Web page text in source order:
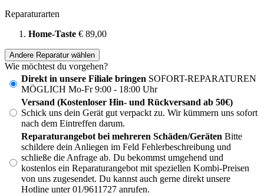
Reparaturarten
Home-Taste € 89,00
Andere Reparatur wählen
Wie möchtest du vorgehen?
Direkt in unsere Filiale bringen SOFORT-REPARATUREN
MÖGLICH Mo-Fr 9:00 - 18:00 Uhr
Versand (Kostenloser Hin- und Rückversand ab 50€)
Schick uns dein Gerät gut verpackt zu. Wir kümmern uns sofort
nach dem Eintreffen darum.
Reparaturangebot bei mehreren Schäden/Geräten Bitte
schildere dein Anliegen im Feld Fehlerbeschreibung und
schließe die Anfrage ab. Du bekommst umgehend und
kostenlos ein Reparaturangebot mit speziellen Kombi-Preisen
von uns zugesendet. Du kannst auch gerne direkt unsere
Hotline unter 01/9611727 anrufen.